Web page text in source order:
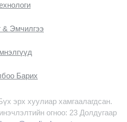
& Эмчилгээ
Барих
эрх хуулиар хамгаалагдсан.
огноо: 23 Долдугаар